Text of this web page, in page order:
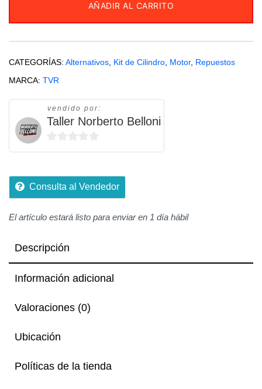
AÑADIR AL CARRITO
CATEGORÍAS: Alternativos, Kit de Cilindro, Motor, Repuestos
MARCA: TVR
vendido por:
Taller Norberto Belloni
0
5
Consulta al Vendedor
El artículo estará listo para enviar en 1 día hábil
Descripción
Información adicional
Valoraciones (0)
Ubicación
Políticas de la tienda